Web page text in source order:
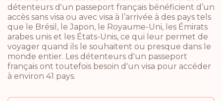
détenteurs d'un passeport français bénéficient d’un
accès sans visa ou avec visa à l’arrivée à des pays tels
que le Brésil, le Japon, le Royaume-Uni, les Émirats
arabes unis et les États-Unis, ce qui leur permet de
voyager quand ils le souhaitent ou presque dans le
monde entier. Les détenteurs d'un passeport
français ont toutefois besoin d'un visa pour accéder
à environ 41 pays.